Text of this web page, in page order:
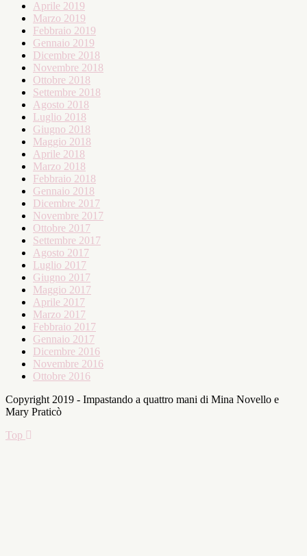
Aprile 2019
Marzo 2019
Febbraio 2019
Gennaio 2019
Dicembre 2018
Novembre 2018
Ottobre 2018
Settembre 2018
Agosto 2018
Luglio 2018
Giugno 2018
Maggio 2018
Aprile 2018
Marzo 2018
Febbraio 2018
Gennaio 2018
Dicembre 2017
Novembre 2017
Ottobre 2017
Settembre 2017
Agosto 2017
Luglio 2017
Giugno 2017
Maggio 2017
Aprile 2017
Marzo 2017
Febbraio 2017
Gennaio 2017
Dicembre 2016
Novembre 2016
Ottobre 2016
Copyright 2019 - Impastando a quattro mani di Mina Novello e
Mary Praticò
Top